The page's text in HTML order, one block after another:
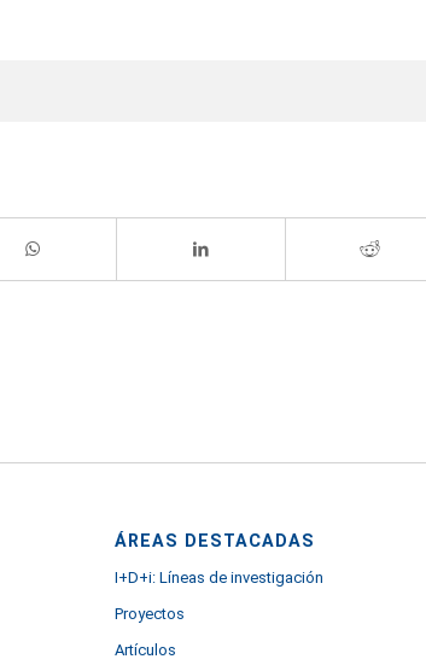
ÁREAS DESTACADAS
I+D+i: Líneas de investigación
Proyectos
Artículos